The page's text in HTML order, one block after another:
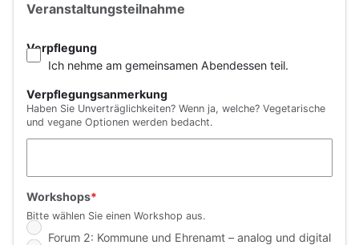
Veranstaltungsteilnahme
Verpflegung
Ich nehme am gemeinsamen Abendessen teil.
Verpflegungsanmerkung
Haben Sie Unverträglichkeiten? Wenn ja, welche? Vegetarische
und vegane Optionen werden bedacht.
Workshops
Bitte wählen Sie einen Workshop aus.
Forum 2: Kommune und Ehrenamt – analog und digital